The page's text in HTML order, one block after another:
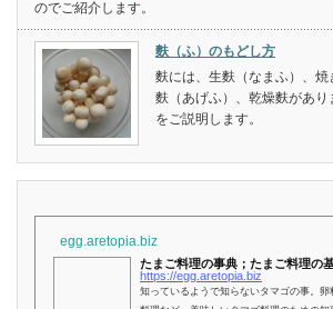
のでご紹介します。
麩（ふ）のもどし方
麩には、生麩（なまふ）、
麩（あげふ）、乾燥麩があ
をご説明します。
egg.aretopia.biz
たまご料理の事典；たまご料理の
https://egg.aretopia.biz
知っているようで知らないタマゴの事。